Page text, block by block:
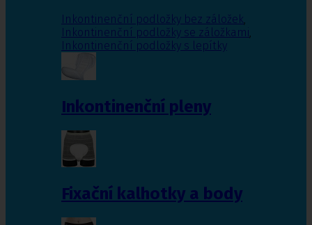
Inkontinenční podložky bez záložek,
Inkontinenční podložky se záložkami,
Inkontinenční podložky s lepítky
Inkontinenční pleny
Fixační kalhotky a body